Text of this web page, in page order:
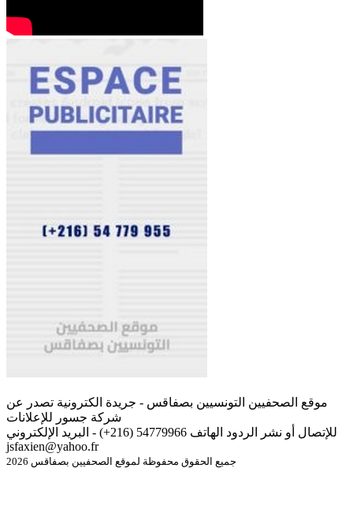
موقع الصحفيين التونسيين بصفاقس - جريدة الكترونية تصدر عن
شركة جسور للإعلانات
للإتصال أو نشر الردود الهاتف 54779966 (216+) - البريد الإلكتروني
jsfaxien@yahoo.fr
جميع الحقوق محفوظة لموقع الصحفيين بصفاقس 2026